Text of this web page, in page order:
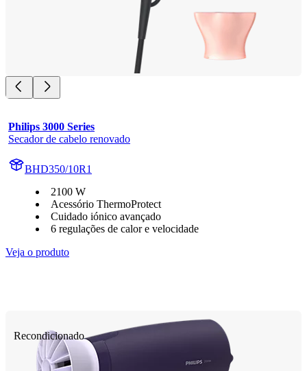
Philips 3000 Series
Secador de cabelo renovado
BHD350/10R1
2100 W
Acessório ThermoProtect
Cuidado iónico avançado
6 regulações de calor e velocidade
Veja o produto
Recondicionado